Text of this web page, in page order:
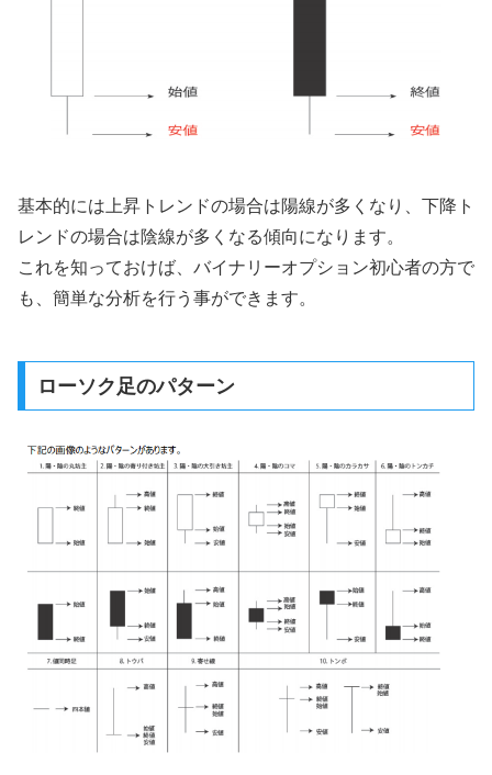
基本的には上昇トレンドの場合は陽線が多くなり、下降ト
レンドの場合は陰線が多くなる傾向になります。
これを知っておけば、バイナリーオプション初心者の方で
も、簡単な分析を行う事ができます。
ローソク足のパターン